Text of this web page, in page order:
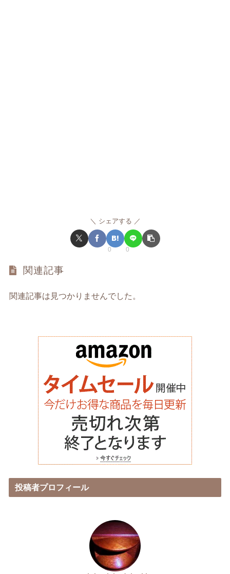
シェアする
0 0
関連記事
関連記事は見つかりませんでした。
投稿者プロフィール